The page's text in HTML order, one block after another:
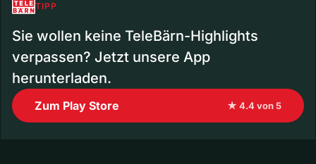
TIPP
Sie wollen keine TeleBärn-Highlights
verpassen? Jetzt unsere App
herunterladen.
Zum Play Store ★ 4.4 von 5